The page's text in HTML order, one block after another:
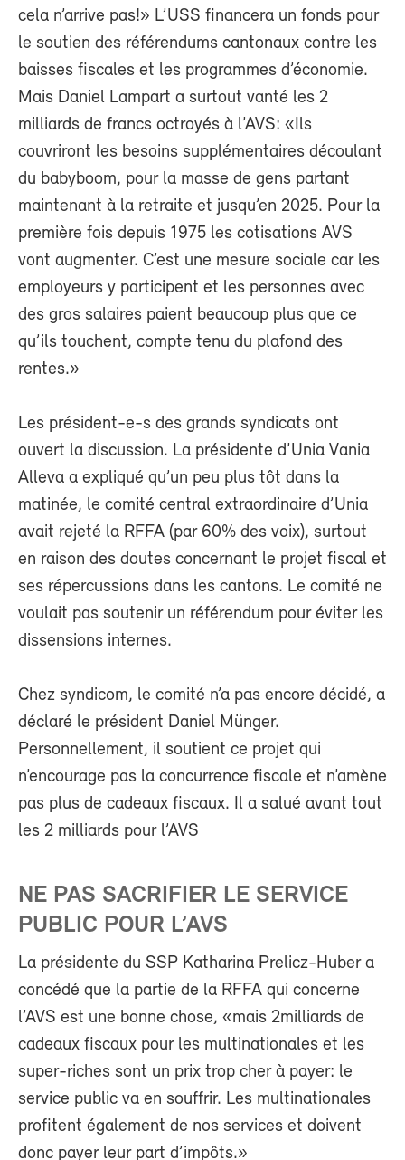
cela n’arrive pas!» L’USS financera un fonds pour
le soutien des référendums cantonaux contre les
baisses fiscales et les programmes d’économie.
Mais Daniel Lampart a surtout vanté les 2
milliards de francs octroyés à l’AVS: «Ils
couvriront les besoins supplémentaires découlant
du babyboom, pour la masse de gens partant
maintenant à la retraite et jusqu’en 2025. Pour la
première fois depuis 1975 les cotisations AVS
vont augmenter. C’est une mesure sociale car les
employeurs y participent et les personnes avec
des gros salaires paient beaucoup plus que ce
qu’ils touchent, compte tenu du plafond des
rentes.»
Les président-e-s des grands syndicats ont
ouvert la discussion. La présidente d’Unia Vania
Alleva a expliqué qu’un peu plus tôt dans la
matinée, le comité central extraordinaire d’Unia
avait rejeté la RFFA (par 60% des voix), surtout
en raison des doutes concernant le projet fiscal et
ses répercussions dans les cantons. Le comité ne
voulait pas soutenir un référendum pour éviter les
dissensions internes.
Chez syndicom, le comité n’a pas encore décidé, a
déclaré le président Daniel Münger.
Personnellement, il soutient ce projet qui
n’encourage pas la concurrence fiscale et n’amène
pas plus de cadeaux fiscaux. Il a salué avant tout
les 2 milliards pour l’AVS
NE PAS SACRIFIER LE SERVICE
PUBLIC POUR L’AVS
La présidente du SSP Katharina Prelicz-Huber a
concédé que la partie de la RFFA qui concerne
l’AVS est une bonne chose, «mais 2milliards de
cadeaux fiscaux pour les multinationales et les
super-riches sont un prix trop cher à payer: le
service public va en souffrir. Les multinationales
profitent également de nos services et doivent
donc payer leur part d’impôts.»